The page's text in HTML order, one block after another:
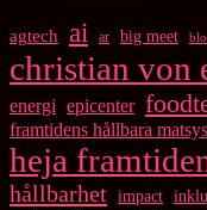
agtech ai ar big meet
christian von
energi epicenter
framtidens hållbara
heja
hållbarhet impact